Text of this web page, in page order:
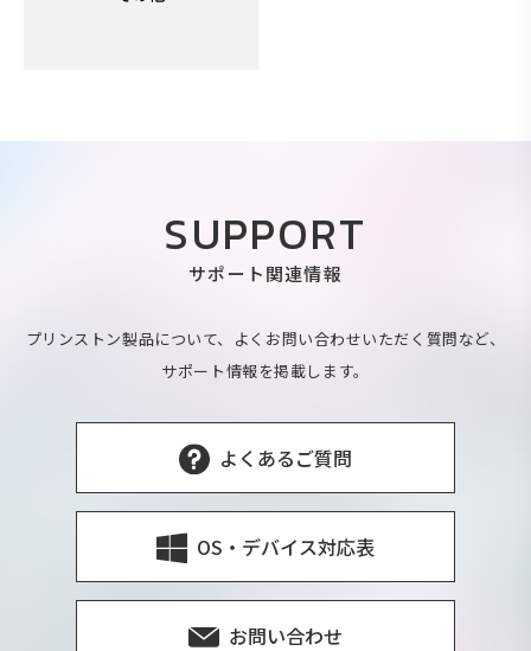
SUPPORT
サポート関連情報
プリンストン製品について、よくお問い合わせいただく質問など、
サポート情報を掲載します。
よくあるご質問
OS・デバイス対応表
お問い合わせ